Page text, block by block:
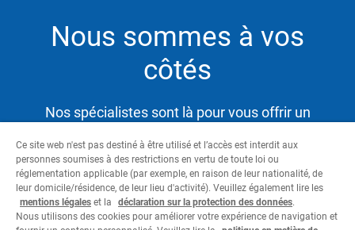
Nous sommes à vos
côtés
Nos spécialistes sont là pour vous offrir un
besoins tout en vous aidant à atteindre vos
objectifs.
Contactez-nous
Ce site web n'est pas destiné à être utilisé et l’accès est interdit aux
personnes soumises à des restrictions en vertu de toute loi ou
réglementation applicable (par exemple, en raison de leur nationalité, de
leur domicile/résidence, de leur lieu d'activité). Veuillez également lire les
mentions légales et la déclaration sur la protection des données.
Nous utilisons des cookies pour améliorer votre expérience de navigation et